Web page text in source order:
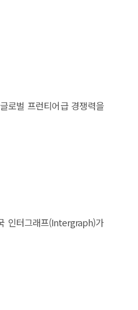
로벌 프런티어급 경쟁력을
인터그래프(Intergraph)가